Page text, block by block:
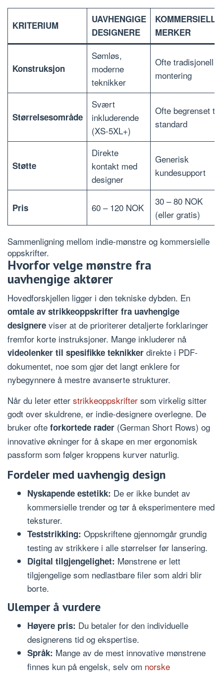
KRITERIUM
UAVHENGIGE
DESIGNERE
KOMMERSIELLE
MERKER
Konstruksjon
Sømløs,
moderne
teknikker
Ofte tradisjonell
montering
Størrelsesområde
Svært
inkluderende
(XS-5XL+)
Ofte begrenset til
standard
Støtte
Direkte
kontakt med
designer
Generisk
kundesupport
Pris 60 – 120 NOK
30 – 80 NOK
(eller gratis)
Sammenligning mellom indie-mønstre og kommersielle
oppskrifter.
Hvorfor velge mønstre fra
uavhengige aktører
Hovedforskjellen ligger i den tekniske dybden. En
omtale av strikkeoppskrifter fra uavhengige
designere viser at de prioriterer detaljerte forklaringer
fremfor korte instruksjoner. Mange inkluderer nå
videolenker til spesifikke teknikker direkte i PDF-
dokumentet, noe som gjør det langt enklere for
nybegynnere å mestre avanserte strukturer.
Når du leter etter strikkeoppskrifter som virkelig sitter
godt over skuldrene, er indie-designere overlegne. De
bruker ofte forkortede rader (German Short Rows) og
innovative økninger for å skape en mer ergonomisk
passform som følger kroppens kurver naturlig.
Fordeler med uavhengig design
Nyskapende estetikk: De er ikke bundet av
kommersielle trender og tør å eksperimentere med
teksturer.
Teststrikking: Oppskriftene gjennomgår grundig
testing av strikkere i alle størrelser før lansering.
Digital tilgjengelighet: Mønstrene er lett
tilgjengelige som nedlastbare filer som aldri blir
borte.
Ulemper å vurdere
Høyere pris: Du betaler for den individuelle
designerens tid og ekspertise.
Språk: Mange av de mest innovative mønstrene
finnes kun på engelsk, selv om norske